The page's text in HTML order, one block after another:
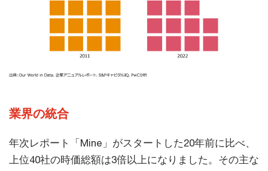
業界の統合
年次レポート「Mine」がスタートした20年前に比べ、
上位40社の時価総額は3倍以上になりました。その主な